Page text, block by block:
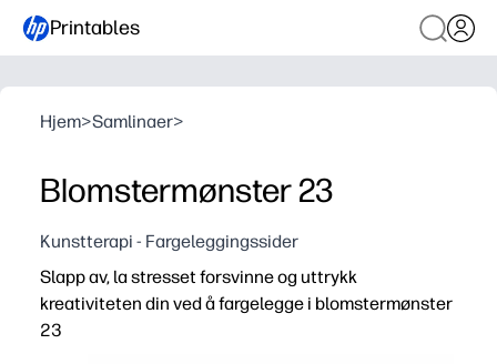
Printables
Hjem>Samlinaer>
Blomstermønster 23
Kunstterapi - Fargeleggingssider
Slapp av, la stresset forsvinne og uttrykk
kreativiteten din ved å fargelegge i blomstermønster
23